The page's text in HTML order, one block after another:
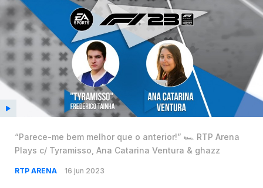
“Parece-me bem melhor que o anterior!” 🏎️ RTP Arena
Plays c/ Tyramisso, Ana Catarina Ventura & ghazz
RTP ARENA 16 jun 2023